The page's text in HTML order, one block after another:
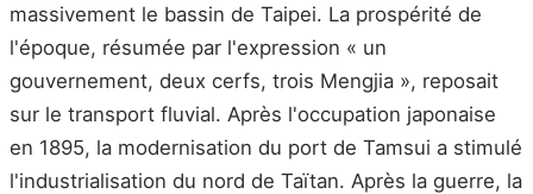
massivement le bassin de Taipei. La prospérité de
l'époque, résumée par l'expression « un
gouvernement, deux cerfs, trois Mengjia », reposait
sur le transport fluvial. Après l'occupation japonaise
en 1895, la modernisation du port de Tamsui a stimulé
l'industrialisation du nord de Taïtan. Après la guerre, la